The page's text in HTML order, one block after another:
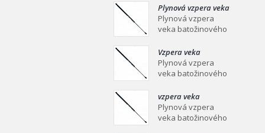
mm Plynová vzpera
veka batožinového
priestoru Ei
Plynová vzpera veka
batožinového
priestoru 639/258
Plynová vzpera
veka batožinového
mm Plynová vzpera
veka batožinového
priestoru Ei
Vzpera veka
batožinového
priestoru 387/139
Plynová vzpera
veka batožinového
mm Plynová vzpera
veka batožinového
priestoru Ei
vzpera veka
batožinového
priestoru 558/253
Plynová vzpera
veka batožinového